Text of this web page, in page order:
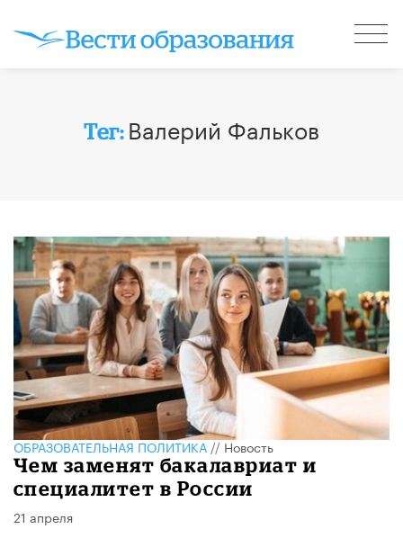
Тег: Валерий Фальков
ОБРАЗОВАТЕЛЬНАЯ ПОЛИТИКА//Новость
​Чем заменят бакалавриат и
специалитет в России
21 апреля